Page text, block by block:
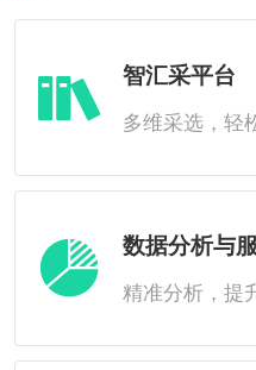
智汇采平台
多维采选，轻
数据分析与
精准分析，提